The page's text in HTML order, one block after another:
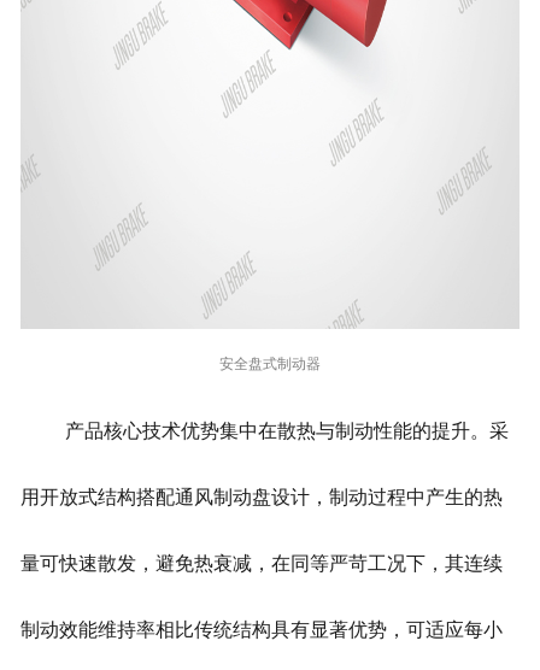
安全盘式制动器
产品核心技术优势集中在散热与制动性能的提升。采
用开放式结构搭配通风制动盘设计，制动过程中产生的热
量可快速散发，避免热衰减，在同等严苛工况下，其连续
制动效能维持率相比传统结构具有显著优势，可适应每小